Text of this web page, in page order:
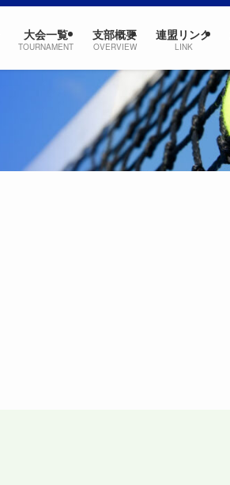
大会一覧
TOURNAMENT
支部概要
OVERVIEW
連盟リンク
LINK